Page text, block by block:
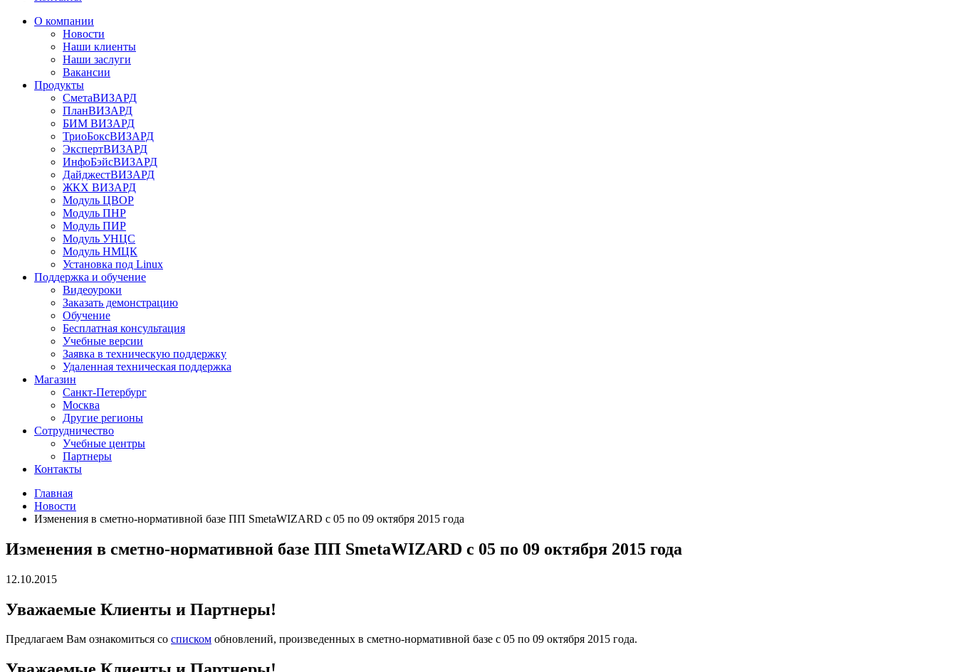
О компании
Новости
Наши клиенты
Наши заслуги
Вакансии
Продукты
СметаВИЗАРД
ПланВИЗАРД
БИМ ВИЗАРД
ТриоБоксВИЗАРД
ЭкспертВИЗАРД
ИнфоБэйсВИЗАРД
ДайджестВИЗАРД
ЖКХ ВИЗАРД
Модуль ЦВОР
Модуль ПНР
Модуль ПИР
Модуль УНЦС
Модуль НМЦК
Установка под Linux
Поддержка и обучение
Видеоуроки
Заказать демонстрацию
Обучение
Бесплатная консультация
Учебные версии
Заявка в техническую поддержку
Удаленная техническая поддержка
Магазин
Санкт-Петербург
Москва
Другие регионы
Сотрудничество
Учебные центры
Партнеры
Контакты
Главная
Новости
Изменения в сметно-нормативной базе ПП SmetaWIZARD с 05 по 09 октября 2015 года
Изменения в сметно-нормативной базе ПП SmetaWIZARD с 05 по 09 октября 2015 года
12.10.2015
Уважаемые Клиенты и Партнеры!
Предлагаем Вам ознакомиться со списком обновлений, произведенных в сметно-нормативной базе с 05 по 09 октября 2015 года.